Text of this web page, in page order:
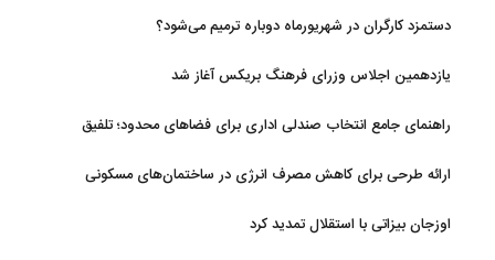
دستمزد کارگران در شهریورماه دوباره ترمیم می‌شود؟
یازدهمین اجلاس وزرای فرهنگ بریکس آغاز شد
راهنمای جامع انتخاب صندلی اداری برای فضاهای محدود؛ تلفیق
ارائه طرحی برای کاهش مصرف انرژی در ساختمان‌های مسکونی
اوزجان بیزاتی با استقلال تمدید کرد